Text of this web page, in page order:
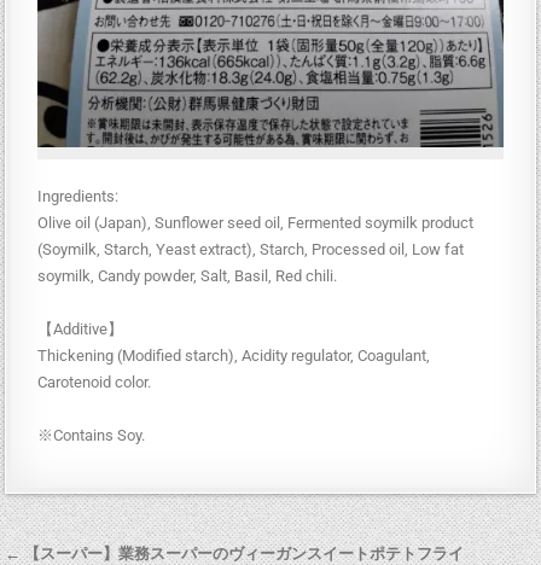
Ingredients:
Olive oil (Japan), Sunflower seed oil, Fermented soymilk product
(Soymilk, Starch, Yeast extract), Starch, Processed oil, Low fat
soymilk, Candy powder, Salt, Basil, Red chili.
【Additive】
Thickening (Modified starch), Acidity regulator, Coagulant,
Carotenoid color.
※Contains Soy.
← 【スーパー】業務スーパーのヴィーガンスイートポテトフライ